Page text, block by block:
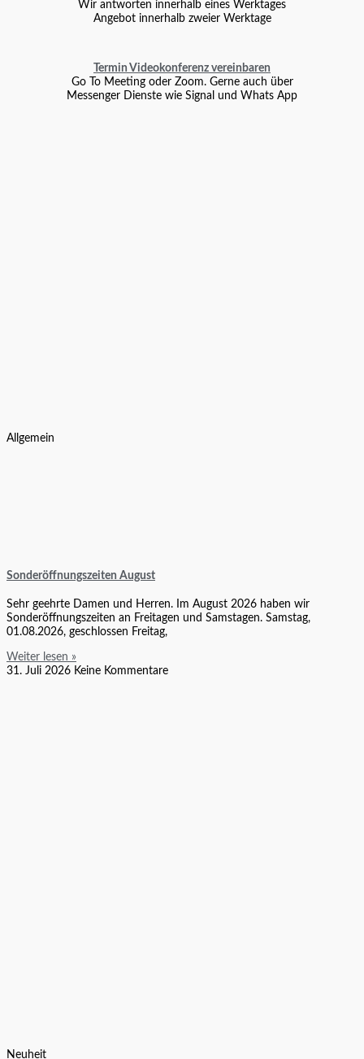
Wir antworten innerhalb eines Werktages
Angebot innerhalb zweier Werktage
Termin Videokonferenz vereinbaren
Go To Meeting oder Zoom. Gerne auch über
Messenger Dienste wie Signal und Whats App
Allgemein
Sonderöffnungszeiten August
Sehr geehrte Damen und Herren. Im August 2026 haben wir
Sonderöffnungszeiten an Freitagen und Samstagen. Samstag,
01.08.2026, geschlossen Freitag,
Weiter lesen »
31. Juli 2026 Keine Kommentare
Neuheit